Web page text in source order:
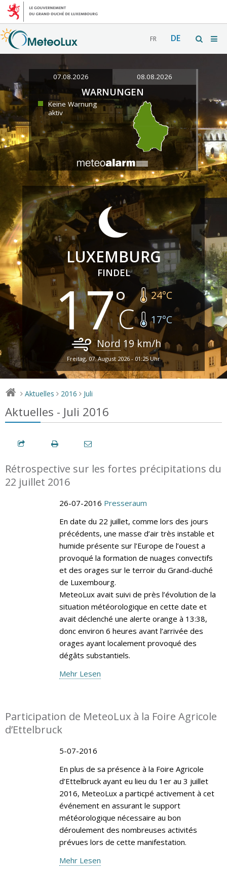
FR DE
07.08.2026 08.08.2026
WARNUNGEN
Keine Warnung
aktiv
LUXEMBURG
FINDEL
17 24°C
17°C
Nord 19km/h
Freitag, 07. August 2026 - 01:25 Uhr
> Aktuelles > 2016 > Juli
Aktuelles - Juli 2016
Rétrospective sur les fortes précipitations du
22 juillet 2016
26-07-2016 Presseraum
En date du 22 juillet, comme lors des jours
précédents, une masse d’air très instable et
humide présente sur l’Europe de l’ouest a
provoqué la formation de nuages convectifs
et des orages sur le terroir du Grand-duché
de Luxembourg.
MeteoLux avait suivi de près l’évolution de la
situation météorologique en cette date et
avait déclenché une alerte orange à 13:38,
donc environ 6 heures avant l’arrivée des
orages ayant localement provoqué des
dégâts substantiels.
Mehr Lesen
Participation de MeteoLux à la Foire Agricole
d’Ettelbruck
5-07-2016
En plus de sa présence à la Foire Agricole
d’Ettelbruck ayant eu lieu du 1er au 3 juillet
2016, MeteoLux a particpé activement à cet
événement en assurant le support
météorologique nécessaire au bon
déroulement des nombreuses activités
prévues lors de cette manifestation.
Mehr Lesen